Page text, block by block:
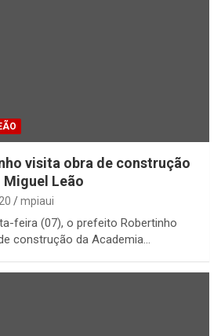
visita obra de construção
Miguel Leão
mpiaui
feira (07), o prefeito Robertinho
construção da Academia…